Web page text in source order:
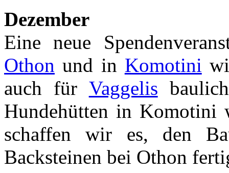
Dezember
Eine neue
Othon und in Komotini
auch für Vaggelis
Hundehütten in Komotini
schaffen wir es, den
Backsteinen bei Othon